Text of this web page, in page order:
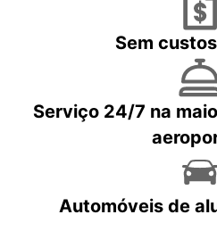
Sem
Serviço 24/7 na
Automóveis de